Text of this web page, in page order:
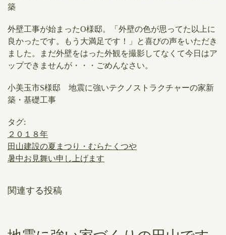
築
外壁工事が始まったO様邸。「外壁の色が思ってた以上に
良かったです。もう大満足です！」と喜びの声をいただき
ました。まだ外壁をはった外観を撮影してなくて今日はア
ップできませんが・・・ごめんなさい。
小美玉市S様邸 地震に強いテクノストラクチャーの家新
築・基礎工事
タグ:
２０１８年
田山建設の夏まつり・むらたくつや
暑中お見舞い申し上げます
関連する投稿